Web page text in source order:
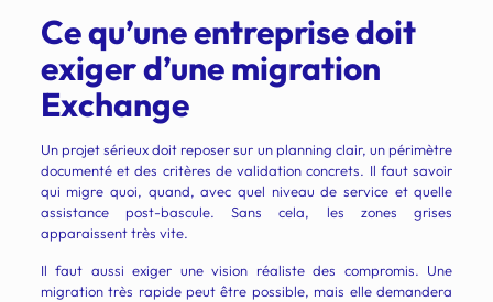
Ce qu’une entreprise doit
exiger d’une migration
Exchange
Un projet sérieux doit reposer sur un planning clair, un périmètre
documenté et des critères de validation concrets. Il faut savoir
qui migre quoi, quand, avec quel niveau de service et quelle
assistance post-bascule. Sans cela, les zones grises
apparaissent très vite.
Il faut aussi exiger une vision réaliste des compromis. Une
migration très rapide peut être possible, mais elle demandera